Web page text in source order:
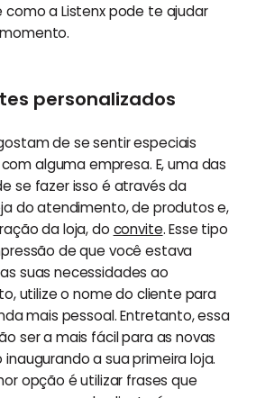
como a Listenx pode te ajudar
personalizados
de se sentir especiais
alguma empresa. E, uma das
se fazer isso é através da
do atendimento, de produtos e,
da loja, do convite. Esse tipo
de que você estava
suas necessidades ao
utilize o nome do cliente para
mais pessoal. Entretanto, essa
ser a mais fácil para as novas
a sua primeira loja.
opção é utilizar frases que